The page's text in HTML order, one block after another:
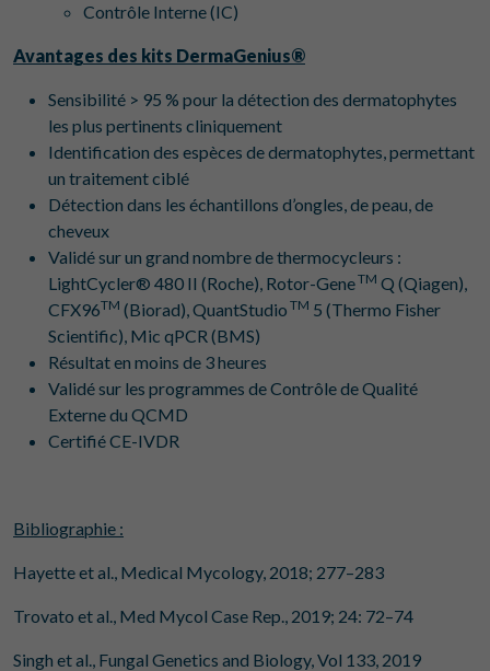
Contrôle Interne (IC)
Avantages des kits DermaGenius®
Sensibilité > 95 % pour la détection des dermatophytes
les plus pertinents cliniquement
Identification des espèces de dermatophytes, permettant
un traitement ciblé
Détection dans les échantillons d’ongles, de peau, de
cheveux
Validé sur un grand nombre de thermocycleurs :
LightCycler® 480 II (Roche), Rotor-GeneTM Q (Qiagen),
CFX96TM (Biorad), QuantStudio TM 5 (Thermo Fisher
Scientific), Mic qPCR (BMS)
Résultat en moins de 3 heures
Validé sur les programmes de Contrôle de Qualité
Externe du QCMD
Certifié CE-IVDR
Bibliographie :
Hayette et al., Medical Mycology, 2018; 277–283
Trovato et al., Med Mycol Case Rep., 2019; 24: 72–74
Singh et al., Fungal Genetics and Biology, Vol 133, 2019